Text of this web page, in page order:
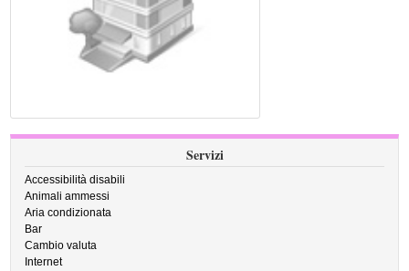
Servizi
Accessibilità disabili
Animali ammessi
Aria condizionata
Bar
Cambio valuta
Internet